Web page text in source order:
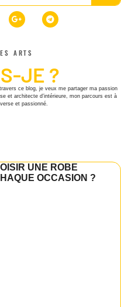
ARTS
JE ?
ce blog, je veux me partager ma passion
et architecte d’intérieure, mon parcours est à
et passionné.
UNE ROBE
OCCASION ?